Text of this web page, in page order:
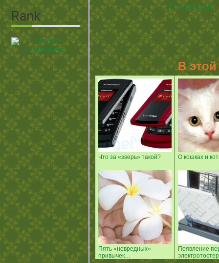
Полезные
В
Что за «зверь» такой? О кошках и
Пять «невредных»
привычек…
Появление